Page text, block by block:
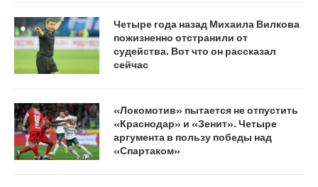
Четыре года назад Михаила Вилкова
пожизненно отстранили от
судейства. Вот что он рассказал
сейчас
«Локомотив» пытается не отпустить
«Краснодар» и «Зенит». Четыре
аргумента в пользу победы над
«Спартаком»